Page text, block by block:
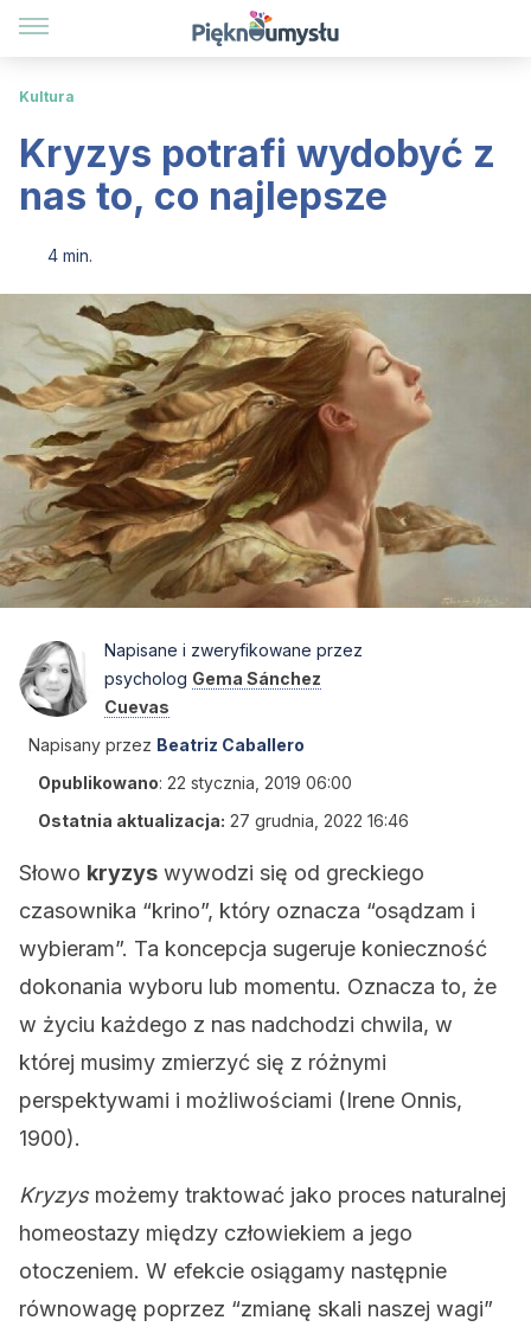
Kultura
Kryzys potrafi wydobyć z
nas to, co najlepsze
4 min.
Napisane i zweryfikowane przez
psycholog Gema Sánchez
Cuevas
Napisany przez Beatriz Caballero
Opublikowano: 22 stycznia, 2019 06:00
Ostatnia aktualizacja: 27 grudnia, 2022 16:46
Słowo kryzys wywodzi się od greckiego
czasownika “krino”, który oznacza “osądzam i
wybieram”. Ta koncepcja sugeruje konieczność
dokonania wyboru lub momentu. Oznacza to, że
w życiu każdego z nas nadchodzi chwila, w
której musimy zmierzyć się z różnymi
perspektywami i możliwościami (Irene Onnis,
1900).
Kryzysmożemy traktować jako proces naturalnej
homeostazy między człowiekiem a jego
otoczeniem. W efekcie osiągamy następnie
równowagę poprzez “zmianę skali naszej wagi”